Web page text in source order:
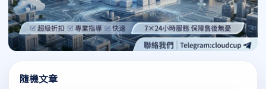
隨機文章